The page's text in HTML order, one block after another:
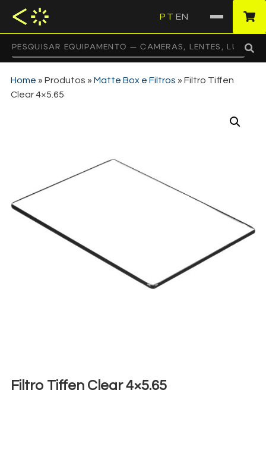
PT EN
Home » Produtos » Matte Box e Filtros » Filtro Tiffen
Clear 4×5.65
Filtro Tiffen Clear 4×5.65